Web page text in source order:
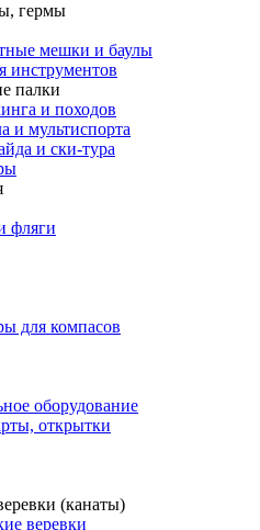
гермы
мешки и баулы
инструментов
палки
и походов
и мультиспорта
и ски-тура
фляги
для компасов
оборудование
открытки
(канаты)
веревки